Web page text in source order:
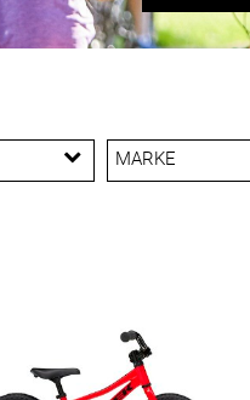
MARKE